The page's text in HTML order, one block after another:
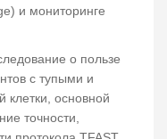
и мониторинге
о пользе
с тупыми и
основной
точности,